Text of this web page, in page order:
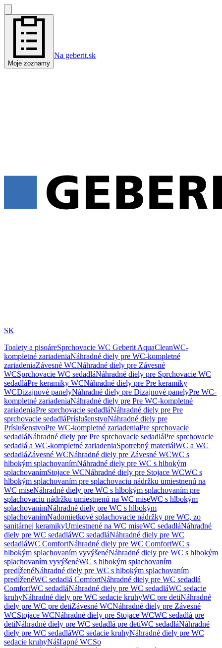
Moje zoznamy
Na geberit.sk
SK
Toalety a pisoáreSprchovacie WC Geberit AquaCleanWC-
kompletné zariadeniaNáhradné diely pre WC-kompletné
zariadeniaZávesné WCNáhradné diely pre Závesné
WCSprchovacie WC sedadláNáhradné diely pre Sprchovacie WC
sedadláPre keramiky WCNáhradné diely pre Pre keramiky
WCDizajnové panelyNáhradné diely pre Dizajnové panelyPre WC-
kompletné zariadeniaNáhradné diely pre Pre WC-kompletné
zariadeniaPre sprchovacie sedadláNáhradné diely pre Pre
sprchovacie sedadláPríslušenstvoNáhradné diely pre
PríslušenstvoPre WC-kompletné zariadeniaPre sprchovacie
sedadláNáhradné diely pre Pre sprchovacie sedadláPre sprchovacie
sedadlá a WC-kompletné zariadeniaSpotrebný materiálWC a WC
sedadláZávesné WCNáhradné diely pre Závesné WCWC s
hlbokým splachovanímNáhradné diely pre WC s hlbokým
splachovanímStojace WCNáhradné diely pre Stojace WCWC s
hlbokým splachovaním pre splachovaciu nádržku umiestnenú na
WC miseNáhradné diely pre WC s hlbokým splachovaním pre
splachovaciu nádržku umiestnenú na WC miseWC s hlbokým
splachovanímNáhradné diely pre WC s hlbokým
splachovanímNadomietkové splachovacie nádržky pre WC, zo
sanitárnej keramikyUmiestnené na WC miseWC sedadláNáhradné
diely pre WC sedadláWC sedadláNáhradné diely pre WC
sedadláWC ComfortNáhradné diely pre WC ComfortWC s
hlbokým splachovaním vyvýšenéNáhradné diely pre WC s hlbokým
splachovaním vyvýšenéWC s hlbokým splachovaním
predĺženéNáhradné diely pre WC s hlbokým splachovaním
predĺženéWC sedadlá ComfortNáhradné diely pre WC sedadlá
ComfortWC sedadláNáhradné diely pre WC sedadláWC sedacie
kruhyNáhradné diely pre WC sedacie kruhyWC pre detiNáhradné
diely pre WC pre detiZávesné WCNáhradné diely pre Závesné
WCStojace WCNáhradné diely pre Stojace WCWC sedadlá pre
detiNáhradné diely pre WC sedadlá pre detiWC sedadláNáhradné
diely pre WC sedadláWC sedacie kruhyNáhradné diely pre WC
sedacie kruhyNášľapné WCSo